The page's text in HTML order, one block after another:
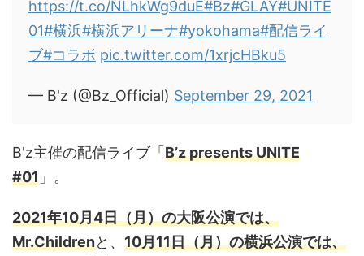
https://t.co/NLhkWg9duE#Bz#GLAY#UNITE
01#横浜#横浜アリーナ#yokohama#配信ライ
ブ#コラボ pic.twitter.com/1xrjcHBku5
— B'z (@Bz_Official) September 29, 2021
B'z主催の配信ライブ「 B’z presents UNITE
#01 」。
2021年10月4日（月）の大阪公演では、
Mr.Childrenと、 10月11日（月）の横浜公演では、